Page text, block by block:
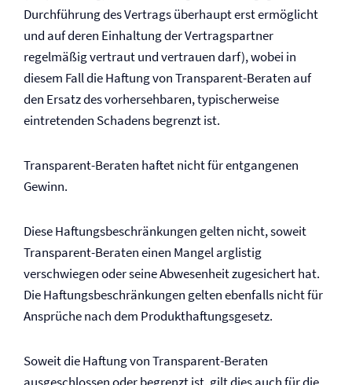
Durchführung des Vertrags überhaupt erst ermöglicht
und auf deren Einhaltung der Vertragspartner
regelmäßig vertraut und vertrauen darf), wobei in
diesem Fall die Haftung von Transparent-Beraten auf
den Ersatz des vorhersehbaren, typischerweise
eintretenden Schadens begrenzt ist.
Transparent-Beraten haftet nicht für entgangenen
Gewinn.
Diese Haftungsbeschränkungen gelten nicht, soweit
Transparent-Beraten einen Mangel arglistig
verschwiegen oder seine Abwesenheit zugesichert hat.
Die Haftungsbeschränkungen gelten ebenfalls nicht für
Ansprüche nach dem Produkthaftungsgesetz.
Soweit die Haftung von Transparent-Beraten